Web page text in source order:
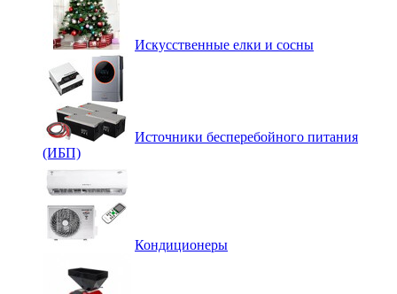
Искусственные елки и сосны
Источники бесперебойного питания
(ИБП)
Кондиционеры